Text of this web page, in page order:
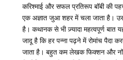
करिश्माई और सफल प्रतिरूप बॉबी की
एक अज्ञात जुआ शहर में चला जाता है।
है। कथानक से भी ज़्यादा महत्वपूर्ण बात
जादू है कि हर पन्ना पढ़ने में रोमांच पैदा
जाता है। बहुत कम लेखक फिक्शन और